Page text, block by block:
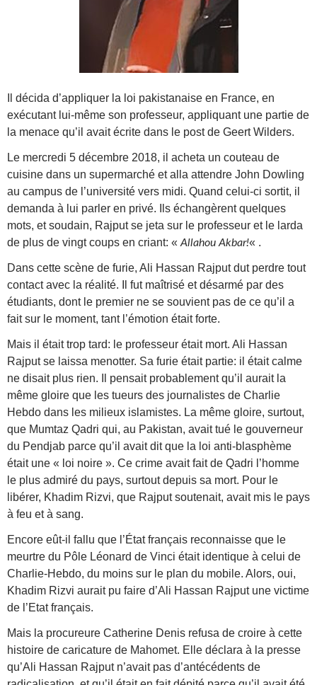
Il décida d’appliquer la loi pakistanaise en France, en
exécutant lui-même son professeur, appliquant une partie de
la menace qu’il avait écrite dans le post de Geert Wilders.
Le mercredi 5 décembre 2018, il acheta un couteau de
cuisine dans un supermarché et alla attendre John Dowling
au campus de l’université vers midi. Quand celui-ci sortit, il
demanda à lui parler en privé. Ils échangèrent quelques
mots, et soudain, Rajput se jeta sur le professeur et le larda
de plus de vingt coups en criant: « Allahou Akbar!« .
Dans cette scène de furie, Ali Hassan Rajput dut perdre tout
contact avec la réalité. Il fut maîtrisé et désarmé par des
étudiants, dont le premier ne se souvient pas de ce qu’il a
fait sur le moment, tant l’émotion était forte.
Mais il était trop tard: le professeur était mort. Ali Hassan
Rajput se laissa menotter. Sa furie était partie: il était calme
ne disait plus rien. Il pensait probablement qu’il aurait la
même gloire que les tueurs des journalistes de Charlie
Hebdo dans les milieux islamistes. La même gloire, surtout,
que Mumtaz Qadri qui, au Pakistan, avait tué le gouverneur
du Pendjab parce qu’il avait dit que la loi anti-blasphème
était une « loi noire ». Ce crime avait fait de Qadri l’homme
le plus admiré du pays, surtout depuis sa mort. Pour le
libérer, Khadim Rizvi, que Rajput soutenait, avait mis le pays
à feu et à sang.
Encore eût-il fallu que l’État français reconnaisse que le
meurtre du Pôle Léonard de Vinci était identique à celui de
Charlie-Hebdo, du moins sur le plan du mobile. Alors, oui,
Khadim Rizvi aurait pu faire d’Ali Hassan Rajput une victime
de l’Etat français.
Mais la procureure Catherine Denis refusa de croire à cette
histoire de caricature de Mahomet. Elle déclara à la presse
qu’Ali Hassan Rajput n’avait pas d’antécédents de